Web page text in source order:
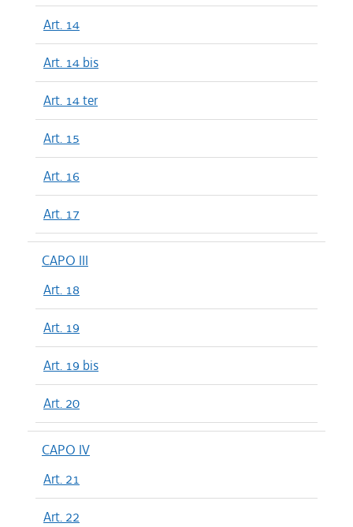
Art. 14
Art. 14 bis
Art. 14 ter
Art. 15
Art. 16
Art. 17
CAPO III
Art. 18
Art. 19
Art. 19 bis
Art. 20
CAPO IV
Art. 21
Art. 22